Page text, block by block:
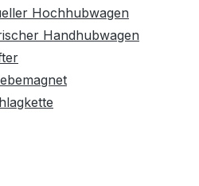
Hochhubwagen
Handhubwagen